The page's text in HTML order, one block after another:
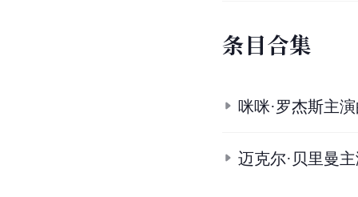
条目合集
咪咪·罗杰斯主
迈克尔·贝里曼